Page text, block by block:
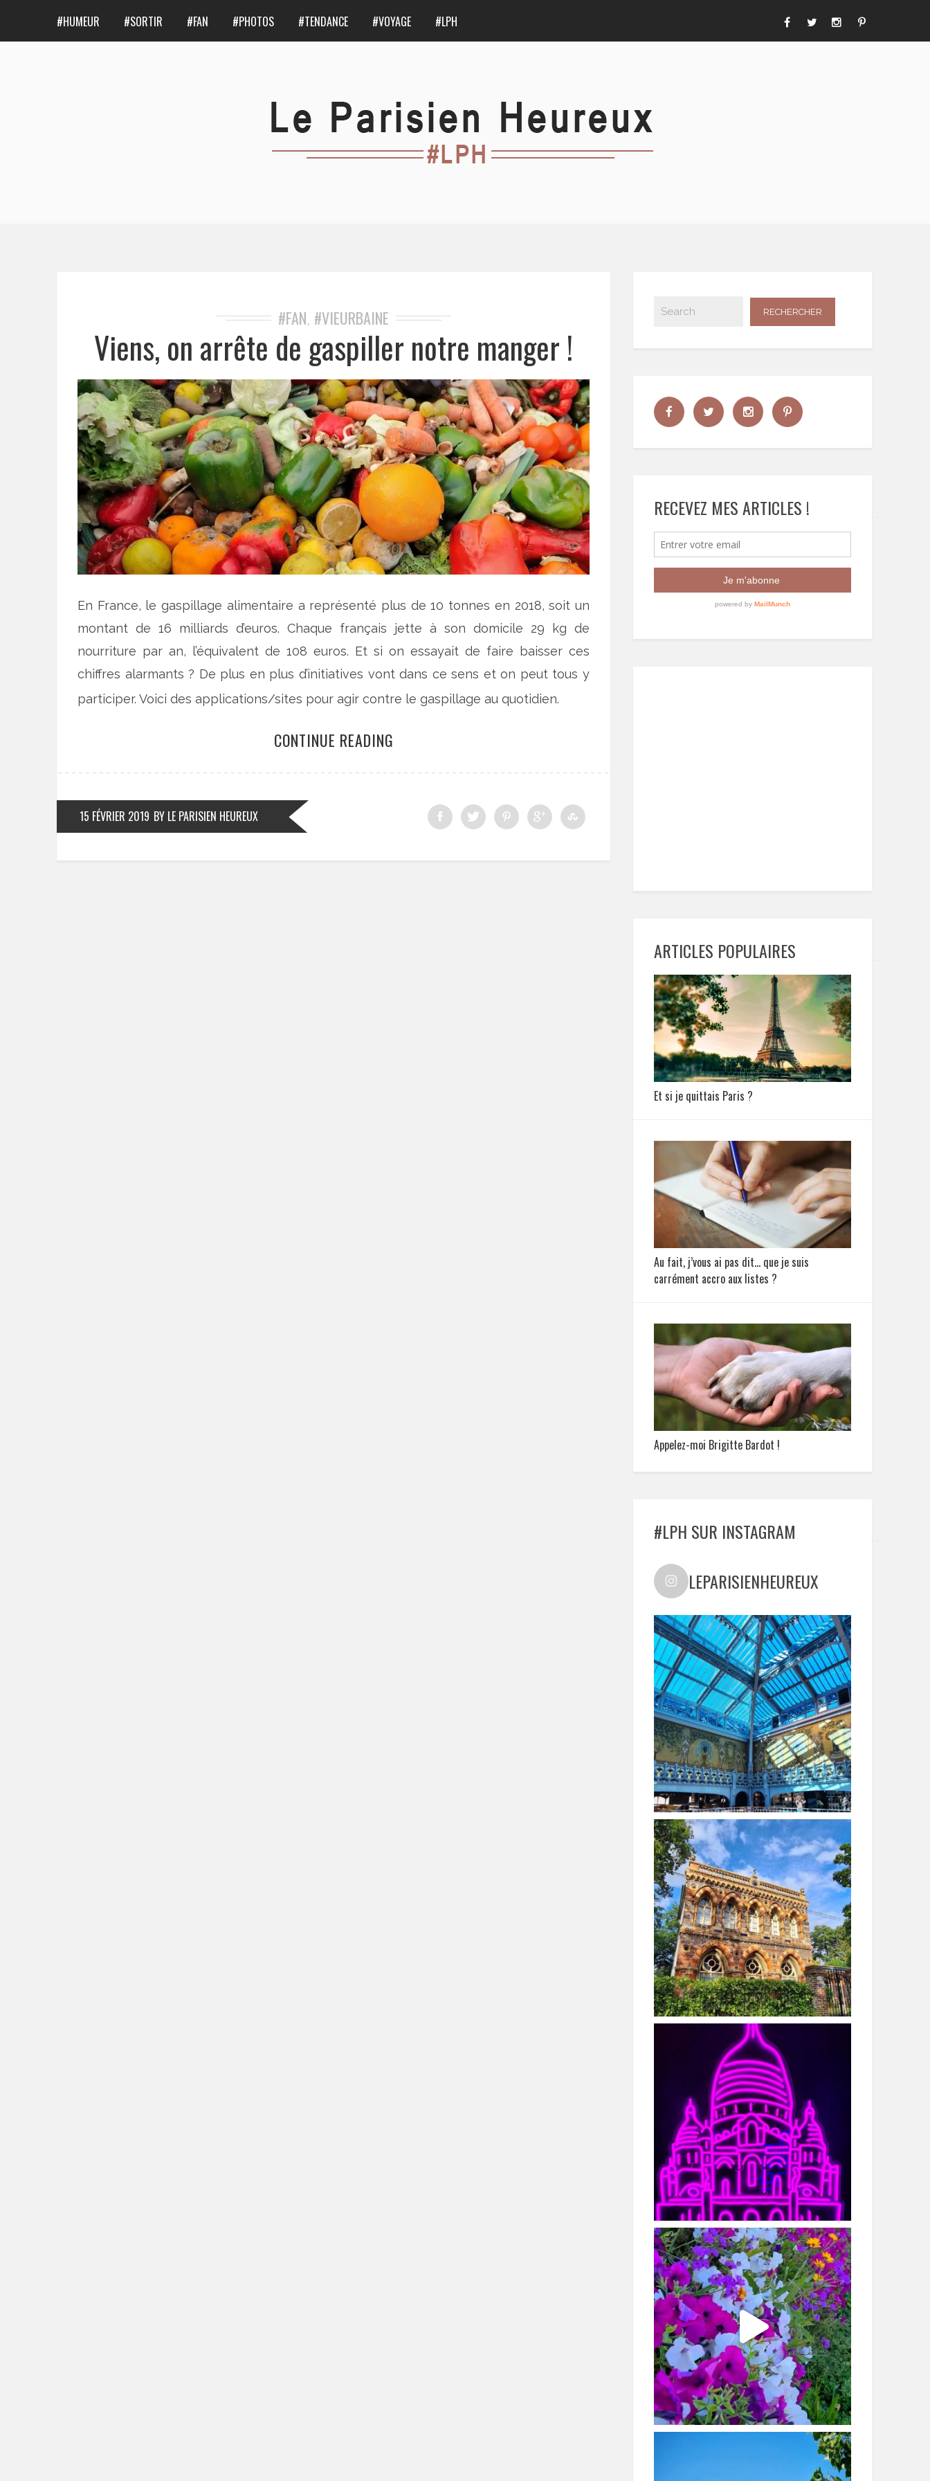
#HUMEUR #SORTIR #FAN #PHOTOS #TENDANCE #VOYAGE #LPH
#FAN, #VIEURBAINE
Viens, on arrête de gaspiller notre manger !
En France, le gaspillage alimentaire a représenté plus de 10 tonnes en 2018, soit un
montant de 16 milliards d’euros. Chaque français jette à son domicile 29 kg de
nourriture par an, l’équivalent de 108 euros. Et si on essayait de faire baisser ces
chiffres alarmants ? De plus en plus d’initiatives vont dans ce sens et on peut tous y
participer. Voici des applications/sites pour agir contre le gaspillage au quotidien.
CONTINUE READING
15 FÉVRIER 2019 BY LE PARISIEN HEUREUX
RECEVEZ MES ARTICLES !
ARTICLES POPULAIRES
Et si je quittais Paris ?
Au fait, j’vous ai pas dit… que je suis
carrément accro aux listes ?
Appelez-moi Brigitte Bardot !
#LPH SUR INSTAGRAM
LEPARISIENHEUREUX